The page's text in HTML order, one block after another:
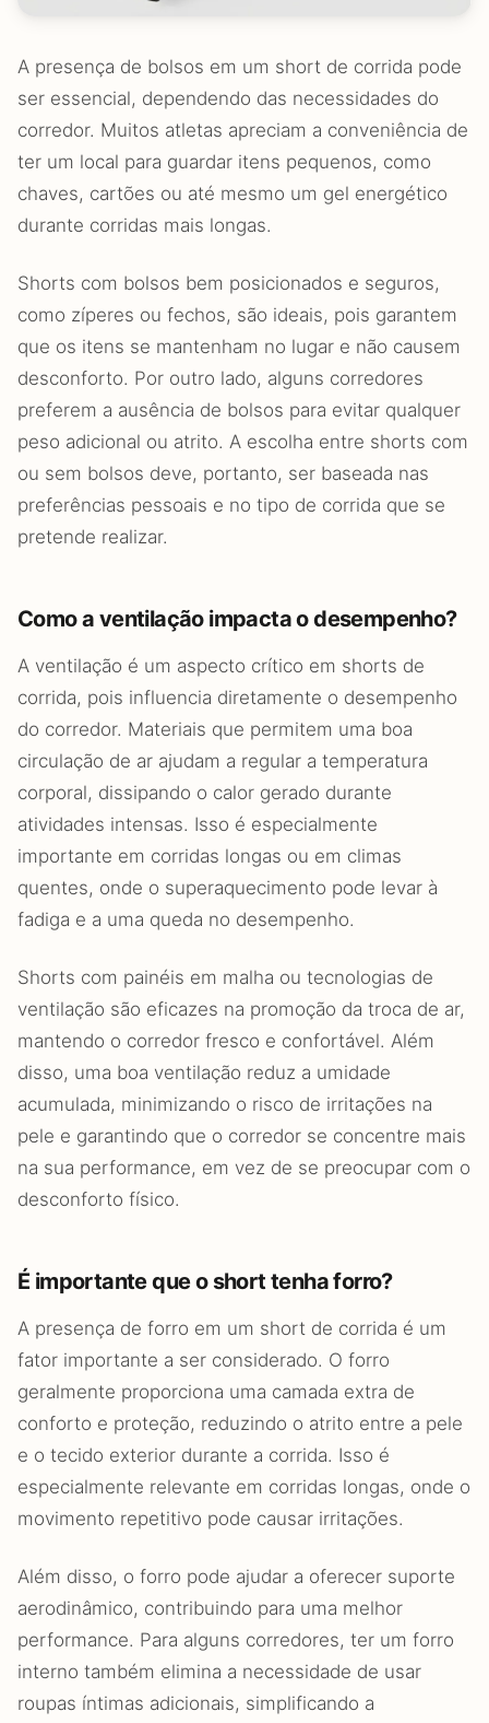
A presença de bolsos em um short de corrida pode
ser essencial, dependendo das necessidades do
corredor. Muitos atletas apreciam a conveniência de
ter um local para guardar itens pequenos, como
chaves, cartões ou até mesmo um gel energético
durante corridas mais longas.
Shorts com bolsos bem posicionados e seguros,
como zíperes ou fechos, são ideais, pois garantem
que os itens se mantenham no lugar e não causem
desconforto. Por outro lado, alguns corredores
preferem a ausência de bolsos para evitar qualquer
peso adicional ou atrito. A escolha entre shorts com
ou sem bolsos deve, portanto, ser baseada nas
preferências pessoais e no tipo de corrida que se
pretende realizar.
Como a ventilação impacta o desempenho?
A ventilação é um aspecto crítico em shorts de
corrida, pois influencia diretamente o desempenho
do corredor. Materiais que permitem uma boa
circulação de ar ajudam a regular a temperatura
corporal, dissipando o calor gerado durante
atividades intensas. Isso é especialmente
importante em corridas longas ou em climas
quentes, onde o superaquecimento pode levar à
fadiga e a uma queda no desempenho.
Shorts com painéis em malha ou tecnologias de
ventilação são eficazes na promoção da troca de ar,
mantendo o corredor fresco e confortável. Além
disso, uma boa ventilação reduz a umidade
acumulada, minimizando o risco de irritações na
pele e garantindo que o corredor se concentre mais
na sua performance, em vez de se preocupar com o
desconforto físico.
É importante que o short tenha forro?
A presença de forro em um short de corrida é um
fator importante a ser considerado. O forro
geralmente proporciona uma camada extra de
conforto e proteção, reduzindo o atrito entre a pele
e o tecido exterior durante a corrida. Isso é
especialmente relevante em corridas longas, onde o
movimento repetitivo pode causar irritações.
Além disso, o forro pode ajudar a oferecer suporte
aerodinâmico, contribuindo para uma melhor
performance. Para alguns corredores, ter um forro
interno também elimina a necessidade de usar
roupas íntimas adicionais, simplificando a